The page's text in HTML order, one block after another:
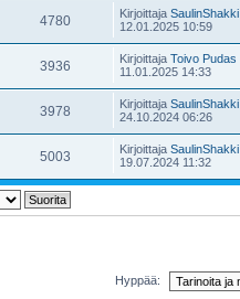
4780 KirjoittajaSaulinShakki
12.01.2025 10:59
3936 KirjoittajaToivo Pudas
11.01.2025 14:33
3978 KirjoittajaSaulinShakki
24.10.2024 06:26
5003 KirjoittajaSaulinShakki
19.07.2024 11:32
Hyppää: